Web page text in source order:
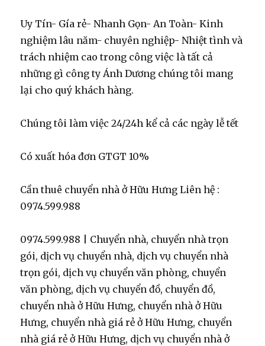
Uy Tín- Gía rẻ- Nhanh Gọn- An Toàn- Kinh
nghiệm lâu năm- chuyên nghiệp- Nhiệt tình và
trách nhiệm cao trong công việc là tất cả
những gì công ty Ánh Dương chúng tôi mang
lại cho quý khách hàng.
Chúng tôi làm việc 24/24h kể cả các ngày lễ tết
Có xuất hóa đơn GTGT 10%
Cần thuê chuyển nhà ở Hữu Hưng Liên hệ :
0974.599.988
0974.599.988 | Chuyển nhà, chuyển nhà trọn
gói, dịch vụ chuyển nhà, dịch vụ chuyển nhà
trọn gói, dịch vụ chuyển văn phòng, chuyển
văn phòng, dịch vụ chuyển đồ, chuyển đồ,
chuyển nhà ở Hữu Hưng, chuyển nhà ở Hữu
Hưng, chuyển nhà giá rẻ ở Hữu Hưng, chuyển
nhà giá rẻ ở Hữu Hưng, dịch vụ chuyển nhà ở